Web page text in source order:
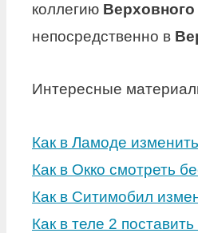
коллегию Верховного
непосредственно в
Интересные
Как в Ламоде
Как в Окко смотреть
Как в Ситимобил
Как в теле 2